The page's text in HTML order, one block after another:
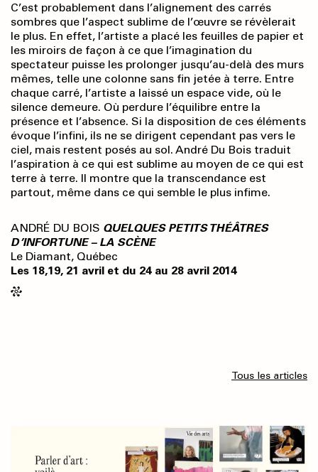
C’est probablement dans l’alignement des carrés
sombres que l’aspect sublime de l’œuvre se révèlerait
le plus. En effet, l’artiste a placé les feuilles de papier et
les miroirs de façon à ce que l’imagination du
spectateur puisse les prolonger jusqu’au-delà des murs
mêmes, telle une colonne sans fin jetée à terre. Entre
chaque carré, l’artiste a laissé un espace vide, où le
silence demeure. Où perdure l’équilibre entre la
présence et l’absence. Si la disposition de ces éléments
évoque l’infini, ils ne se dirigent cependant pas vers le
ciel, mais restent posés au sol. André Du Bois traduit
l’aspiration à ce qui est sublime au moyen de ce qui est
terre à terre. Il montre que la transcendance est
partout, même dans ce qui semble le plus infime.
ANDRÉ DU BOIS QUELQUES PETITS THÉÂTRES
D’INFORTUNE – LA SCÈNE
Le Diamant, Québec
Les 18,19, 21 avril et du 24 au 28 avril 2014
Tous les articles